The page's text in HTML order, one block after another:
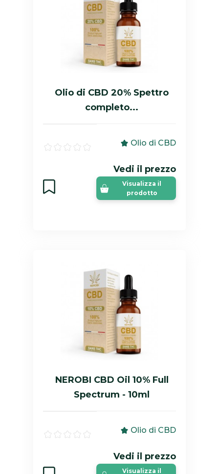
Olio di CBD 20% Spettro
completo...
Olio di CBD
Vedi il prezzo
Visualizza il
prodotto
NEROBI CBD Oil 10% Full
Spectrum - 10ml
Olio di CBD
Vedi il prezzo
Visualizza il